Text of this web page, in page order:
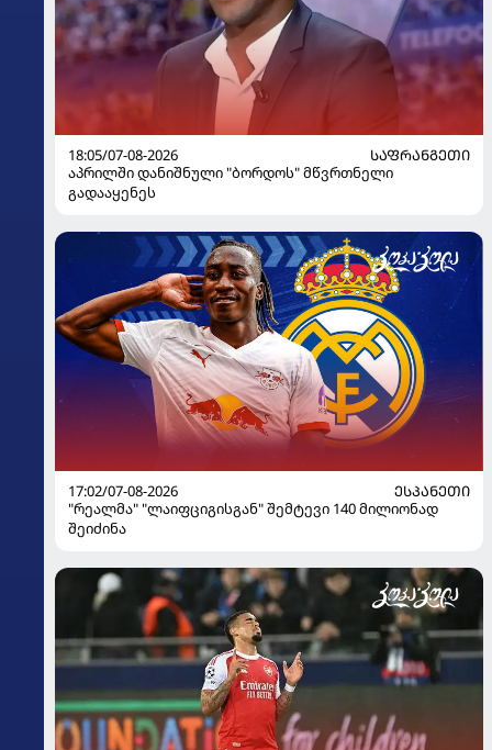
18:05/07-08-2026
ᲡᲐᲤᲠᲐᲜᲒᲔᲗᲘ
აპრილში დანიშნული "ბორდოს" მწვრთნელი
გადააყენეს
17:02/07-08-2026
ᲔᲡᲞᲐᲜᲔᲗᲘ
"რეალმა" "ლაიფციგისგან" შემტევი 140 მილიონად
შეიძინა